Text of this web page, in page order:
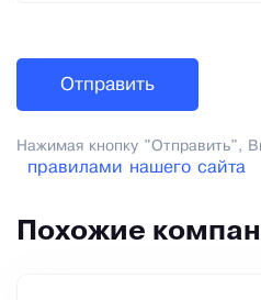
Нажимая кнопку "Отправить",
правилами нашего сайта
Похожие